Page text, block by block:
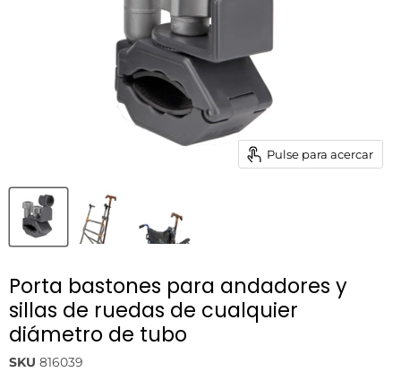
Pulse para acercar
Porta bastones para andadores y
sillas de ruedas de cualquier
diámetro de tubo
SKU 816039